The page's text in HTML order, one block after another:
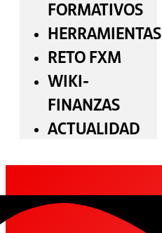
FORMATIVOS
HERRAMIENTAS
RETO FXM
WIKI-
FINANZAS
ACTUALIDAD